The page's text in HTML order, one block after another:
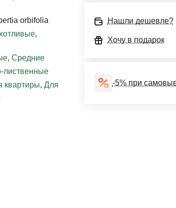
orbifolia
,
, Средние
лиственные
квартиры, Для
Нашли дешевле?
Хочу в подарок
-5% при